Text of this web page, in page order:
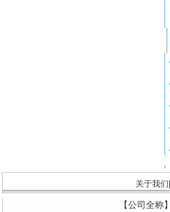
关于我们
【公司全称】